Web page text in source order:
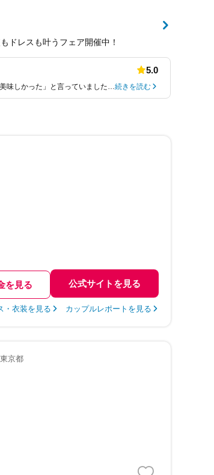
ドレスも叶うフェア開催中！
5.0
味しかった」と言っていました… 続きを読む
を見る 公式サイトを見る
・衣装を見る カップルレポートを見る
京都